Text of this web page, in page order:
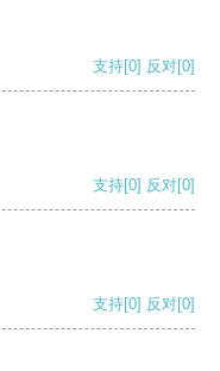
支持[0] 反对[0]
支持[0] 反对[0]
支持[0] 反对[0]